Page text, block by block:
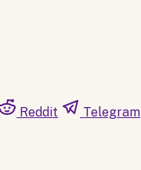
Reddit Telegram